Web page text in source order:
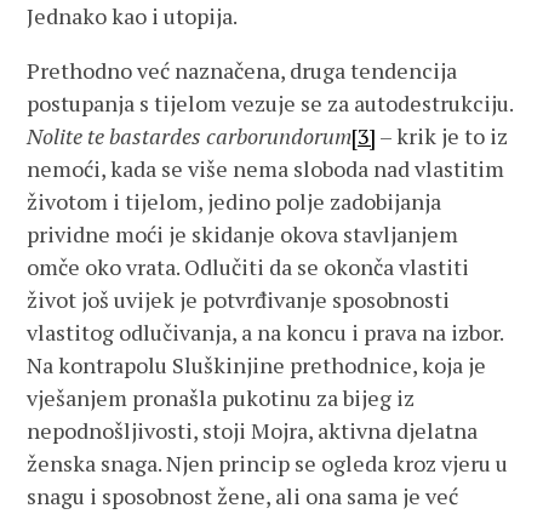
Jednako kao i utopija.
Prethodno već naznačena, druga tendencija
postupanja s tijelom vezuje se za autodestrukciju.
Nolite te bastardes carborundorum[3] – krik je to iz
nemoći, kada se više nema sloboda nad vlastitim
životom i tijelom, jedino polje zadobijanja
prividne moći je skidanje okova stavljanjem
omče oko vrata. Odlučiti da se okonča vlastiti
život još uvijek je potvrđivanje sposobnosti
vlastitog odlučivanja, a na koncu i prava na izbor.
Na kontrapolu Sluškinjine prethodnice, koja je
vješanjem pronašla pukotinu za bijeg iz
nepodnošljivosti, stoji Mojra, aktivna djelatna
ženska snaga. Njen princip se ogleda kroz vjeru u
snagu i sposobnost žene, ali ona sama je već